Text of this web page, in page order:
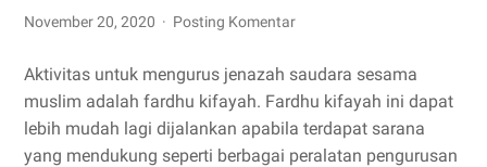
November 20, 2020 Posting Komentar
Aktivitas untuk mengurus jenazah saudara sesama
muslim adalah fardhu kifayah. Fardhu kifayah ini dapat
lebih mudah lagi dijalankan apabila terdapat sarana
yang mendukung seperti berbagai peralatan pengurusan